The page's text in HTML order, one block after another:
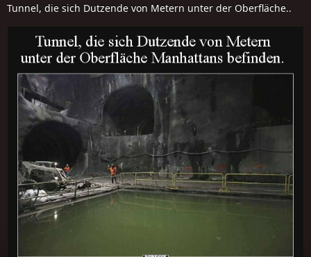
Tunnel, die sich Dutzende von Metern unter der Oberfläche..